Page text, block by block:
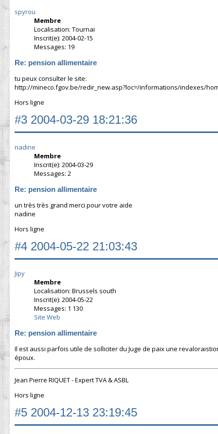
spyrou
Membre
Localisation: Tournai
Inscrit(e): 2004-02-15
Messages: 19
Re: pension allimentaire
tu peux consulter le site:
http://mineco.fgov.be/redir_new.asp?loc=/informations/indexes/
Hors ligne
#3 2004-03-29 18:21:36
nadine
Membre
Inscrit(e): 2004-03-29
Messages: 2
Re: pension allimentaire
un très très grand merci pour votre aide
nadine
Hors ligne
#4 2004-05-22 21:03:43
Jipy
Membre
Localisation: Brussels south
Inscrit(e): 2004-05-22
Messages: 1 130
Site Web
Re: pension allimentaire
Il est aussi parfois utile de solliciter du Juge de paix une
époux.
Jean Pierre RIQUET - Expert TVA & ASBL
Hors ligne
#5 2004-12-13 23:19:45